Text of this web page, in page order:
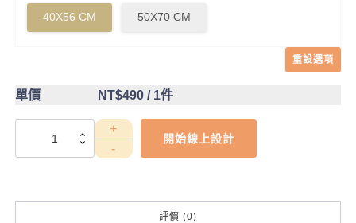
40X56 CM 50X70 CM
重設選項
單價 NT$490/ 1件
PST5CA0006
開始線上設計
評價 (0)